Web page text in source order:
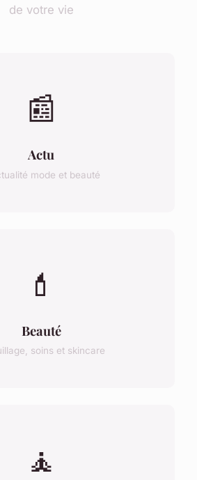
de votre vie
📰
Actu
mode et beauté
💄
Beauté
soins et skincare
🧘